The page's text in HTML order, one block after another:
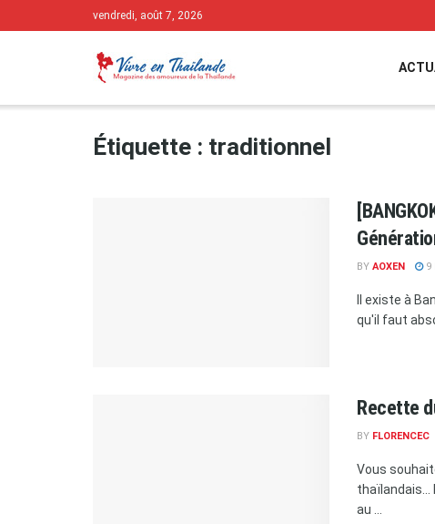
vendredi, août 7, 2026
Étiquette : traditionnel
BY AOXEN 9
Il existe à
qu'il faut
Recette
BY FLORENCEC
Vous
thaïlandais...
au ...